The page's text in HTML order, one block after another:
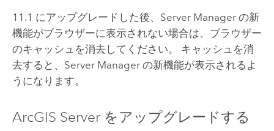
11.1 にアップグレードした後、 Server Managerの新
機能がブラウザーに表示されない場合は、ブラウザー
のキャッシュを消去してください。 キャッシュを消
去すると、 Server Managerの新機能が表示されるよ
うになります。
ArcGIS Serverをアップグレードする